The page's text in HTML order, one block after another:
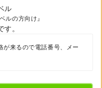
ル
ルの方向け』
す。
来るので電話番号、メー